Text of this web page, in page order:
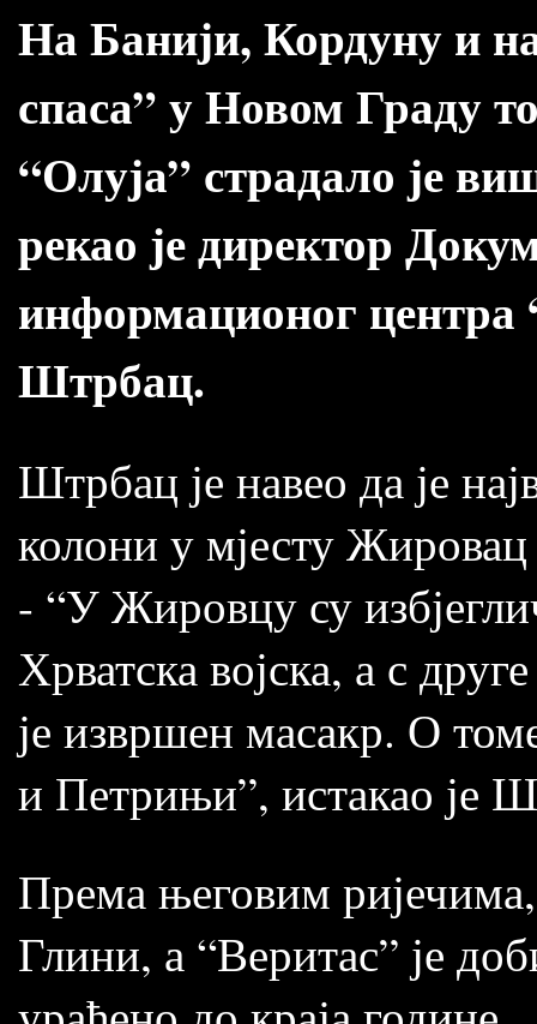
На Банији, Кордуну и
спаса” у Новом Граду
“Олуја” страдало је
рекао је директор
информационог центра
Штрбац.
Штрбац је навео да је
колони у мјесту
- “У Жировцу су
Хрватска војска, а с
је извршен масакр. О
и Петрињи”, истакао је
Према његовим
Глини, а “Веритас” је